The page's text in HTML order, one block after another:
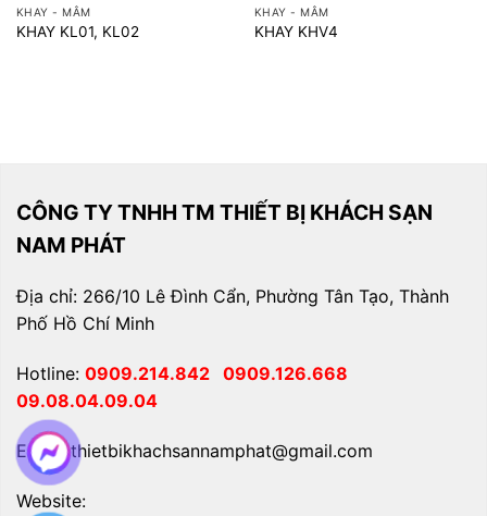
KHAY - MÂM
KHAY KL01, KL02
KHAY - MÂM
KHAY KHV4
CÔNG TY TNHH TM THIẾT BỊ KHÁCH SẠN
NAM PHÁT
Địa chỉ: 266/10 Lê Đình Cẩn, Phường Tân Tạo, Thành
Phố Hồ Chí Minh
Hotline: 0909.214.842 0909.126.668
09.08.04.09.04
Email: thietbikhachsannamphat@gmail.com
Website: